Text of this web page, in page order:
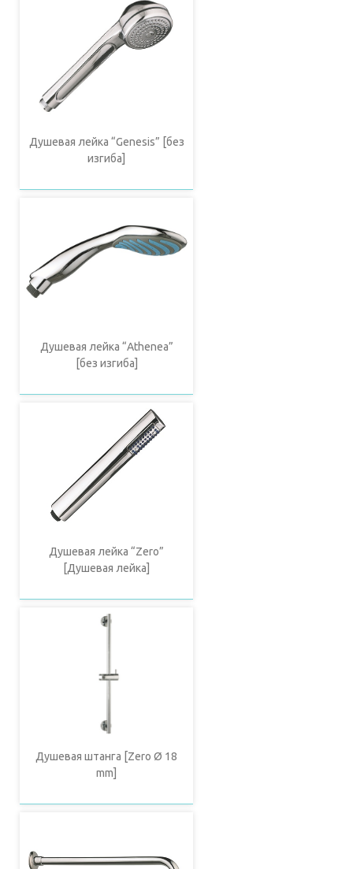
Душевая лейка “Genesis” [без
изгиба]
Душевая лейка “Athenea”
[без изгиба]
Душевая лейка “Zero”
[Душевая лейка]
Душевая штанга [Zero Ø 18
mm]